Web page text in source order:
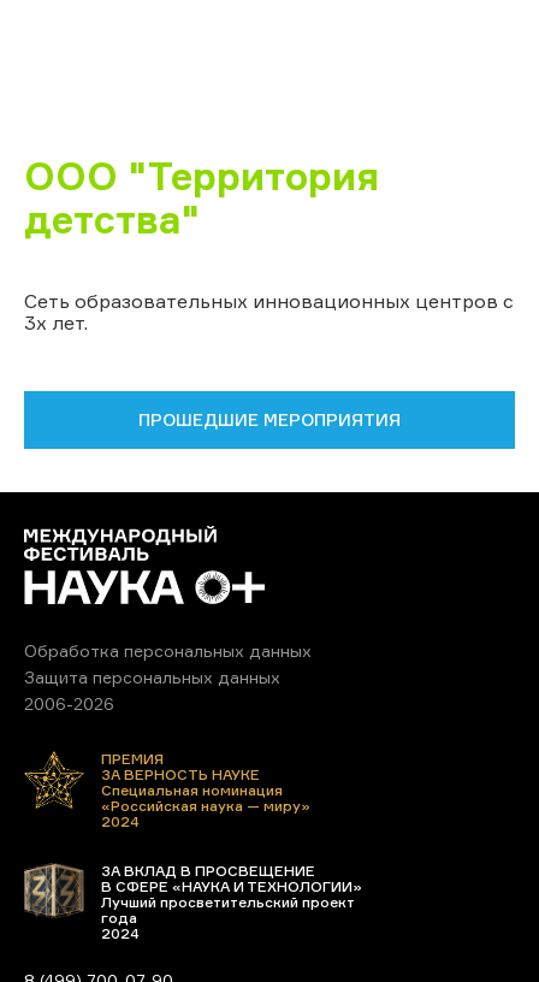
ООО "Территория
детства"
Сеть образовательных инновационных центров с
3х лет.
ПРОШЕДШИЕ МЕРОПРИЯТИЯ
Обработка персональных данных
Защита персональных данных
2006-2026
ПРЕМИЯ
ЗА ВЕРНОСТЬ НАУКЕ
Специальная номинация
«Российская наука — миру»
2024
ЗА ВКЛАД В ПРОСВЕЩЕНИЕ
В СФЕРЕ «НАУКА И ТЕХНОЛОГИИ»
Лучший просветительский проект
года
2024